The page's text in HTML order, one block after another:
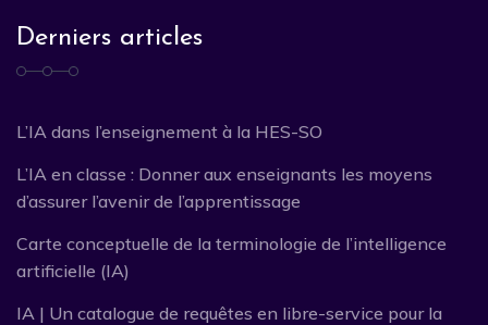
Derniers articles
L’IA dans l’enseignement à la HES-SO
L’IA en classe : Donner aux enseignants les moyens
d’assurer l’avenir de l’apprentissage
Carte conceptuelle de la terminologie de l’intelligence
artificielle (IA)
IA | Un catalogue de requêtes en libre-service pour la